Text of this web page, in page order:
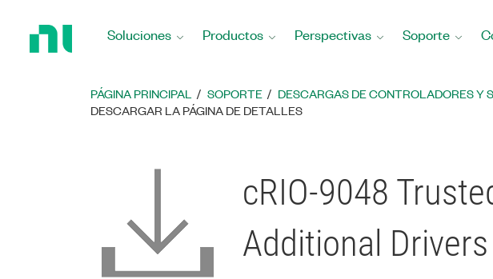
Soluciones Productos Perspectivas Soporte
PÁGINA PRINCIPAL SOPORTE DESCARGAS DE CONTROLADORES Y
DESCARGAR LA PÁGINA DE DETALLES
cRIO-9048
Additional Drivers